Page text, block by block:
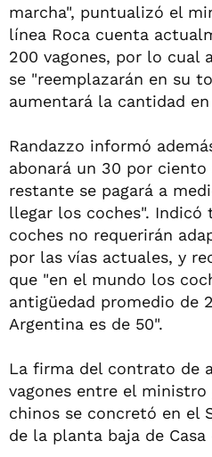
marcha", puntualizó el
línea Roca cuenta
200 vagones, por lo cual
se "reemplazarán en su
aumentará la cantidad
Randazzo informó
abonará un 30 por
restante se pagará a
llegar los coches". Indicó
coches no requerirán
por las vías actuales, y
que "en el mundo los
antigüedad promedio de
Argentina es de 50".
La firma del contrato de
vagones entre el ministro
chinos se concretó en el
de la planta baja de Casa